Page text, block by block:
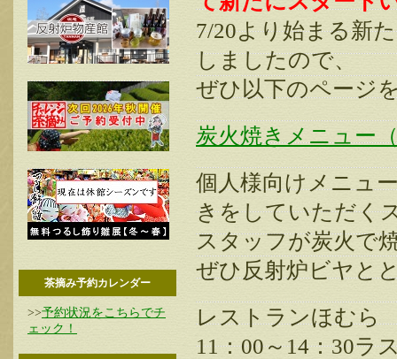
茶摘み予約カレンダー
>>予約状況をこちらでチ
ェック！
7/20より始まる新
しましたので、
ぜひ以下のページ
炭火焼きメニュー
個人様向けメニュ
きをしていただく
スタッフが炭火で
ぜひ反射炉ビヤと
レストランほむら
11：00～14：30ラ